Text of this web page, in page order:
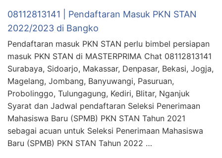
08112813141 | Pendaftaran Masuk PKN STAN
2022/2023 di Bangko
Pendaftaran masuk PKN STAN perlu bimbel persiapan
masuk PKN STAN di MASTERPRIMA Chat 08112813141
Surabaya, Sidoarjo, Makassar, Denpasar, Bekasi, Jogja,
Magelang, Jombang, Banyuwangi, Pasuruan,
Probolinggo, Tulungagung, Kediri, Blitar, Nganjuk
Syarat dan Jadwal pendaftaran Seleksi Penerimaan
Mahasiswa Baru (SPMB) PKN STAN Tahun 2021
sebagai acuan untuk Seleksi Penerimaan Mahasiswa
Baru (SPMB) PKN STAN Tahun 2022 …